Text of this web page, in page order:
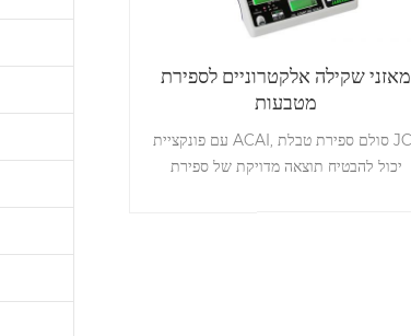
מאזני שקילה אלקטרוניים לספירת
מטבעות
עם פונקציית ACAI, סולם ספירת טבלת JCL
יכול להבטיח תוצאה מדויקת של ספירת